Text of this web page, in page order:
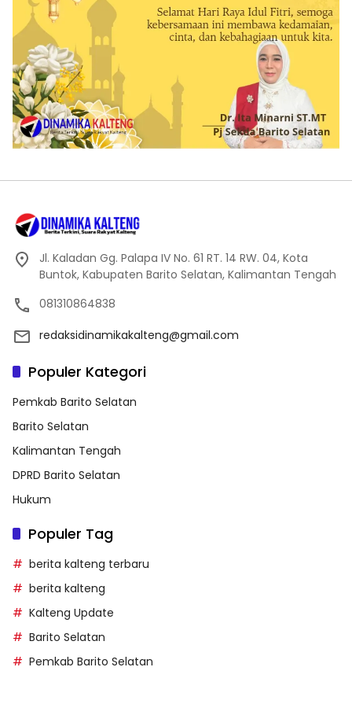
Jl. Kaladan Gg. Palapa IV No. 61 RT. 14 RW. 04, Kota
Buntok, Kabupaten Barito Selatan, Kalimantan Tengah
081310864838
redaksidinamikakalteng@gmail.com
Populer Kategori
Pemkab Barito Selatan
Barito Selatan
Kalimantan Tengah
DPRD Barito Selatan
Hukum
Populer Tag
berita kalteng terbaru
berita kalteng
Kalteng Update
Barito Selatan
Pemkab Barito Selatan